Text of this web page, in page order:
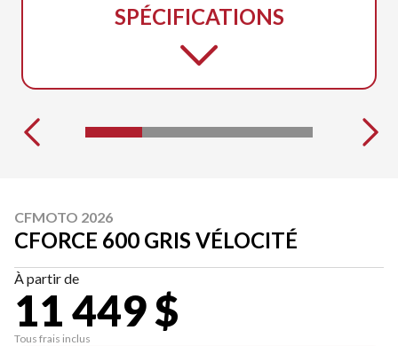
SPÉCIFICATIONS
CFMOTO 2026
CFORCE 600 GRIS VÉLOCITÉ
À partir de
11 449 $
Tous frais inclus